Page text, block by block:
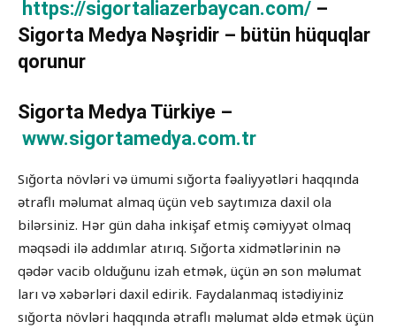
https://sigortaliazerbaycan.com/ –
Sigorta Medya Nəşridir – bütün hüquqlar
qorunur
Sigorta Medya Türkiye –
www.sigortamedya.com.tr
Sığorta növləri və ümumi sığorta fəaliyyətləri haqqında
ətraflı məlumat almaq üçün veb saytımıza daxil ola
bilərsiniz. Hər gün daha inkişaf etmiş cəmiyyət olmaq
məqsədi ilə addımlar atırıq. Sığorta xidmətlərinin nə
qədər vacib olduğunu izah etmək, üçün ən son məlumat
ları və xəbərləri daxil edirik. Faydalanmaq istədiyiniz
sığorta növləri haqqında ətraflı məlumat əldə etmək üçün